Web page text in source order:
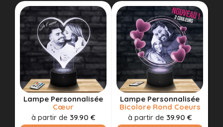
Lampe Personnalisée
Cœur
à partir de 39.90 €
Lampe Personnalisée
Bicolore Rond Coeurs
à partir de 39.90 €